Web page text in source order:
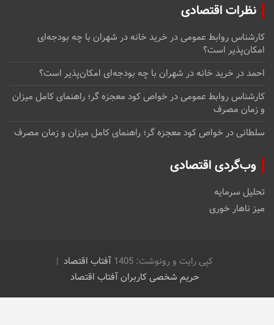
نظرات اقتصادی
کارشناس روابط عمومیدرخرید خانه در شهران با چه بودجه‌ای
امکان‌پذیر است؟
احمددرخرید خانه در شهران با چه بودجه‌ای امکان‌پذیر است؟
کارشناس روابط عمومیدرخواص کود معجزه گر؛ راهنمای کامل میزان
و زمان مصرف
سلطانیدرخواص کود معجزه گر؛ راهنمای کامل میزان و زمان مصرف
وب‌گردی اقتصادی
تحلیل سرمایه
میز ناهار خوری
کپی رایت و رونوشت: 1405
آفتاب اقتصاد
حریم شخصی کاربران آفتاب اقتصاد